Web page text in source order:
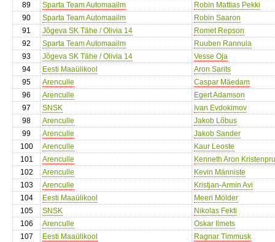
89
Sparta Team Automaailm
Robin Mattias Pekki
90
Sparta Team Automaailm
Robin Saaron
91
Jõgeva SK Tähe / Olivia 14
Romet Repson
92
Sparta Team Automaailm
Ruuben Rannula
93
Jõgeva SK Tähe / Olivia 14
Vesse Oja
94
Eesti Maaülikool
Aron Sarits
95
Arenculle
Caspar Mäedam
96
Arenculle
Egert Adamson
97
SNSK
Ivan Evdokimov
98
Arenculle
Jakob Lõbus
99
Arenculle
Jakob Sander
100
Arenculle
Kaur Leoste
101
Arenculle
Kenneth Aron
102
Arenculle
Kevin Männiste
103
Arenculle
Kristjan-Armin Avi
104
Eesti Maaülikool
Meeri Mölder
105
SNSK
Nikolas Fekti
106
Arenculle
Oskar Ilmets
107
Eesti Maaülikool
Ragnar Timmusk